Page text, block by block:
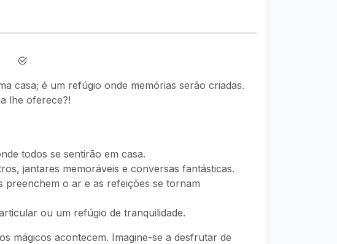
casa; é um refúgio onde memórias serão criadas.
lhe oferece?!
todos se sentirão em casa.
jantares memoráveis e conversas fantásticas.
o ar e as refeições se tornam
ou um refúgio de tranquilidade.
mágicos acontecem. Imagine-se a desfrutar de